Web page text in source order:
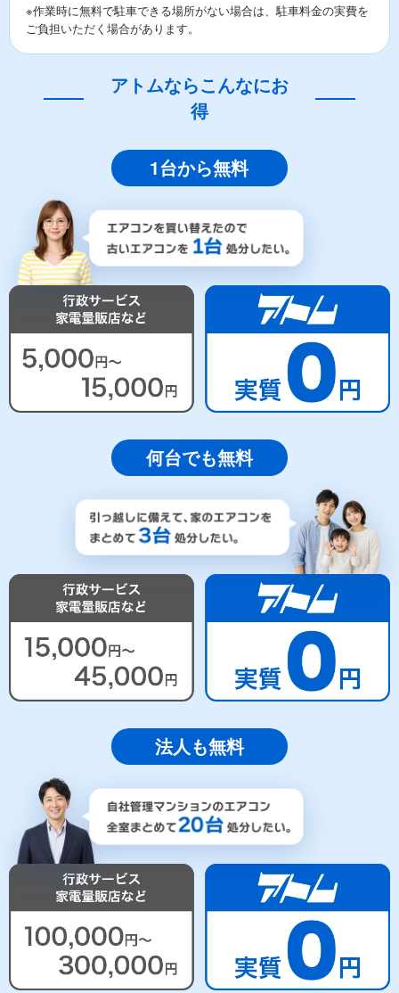
※作業時に無料で駐車できる場所がない場合は、駐車料金の実費を
ご負担いただく場合があります。
アトムならこんなにお
得
1台から無料
何台でも無料
法人も無料